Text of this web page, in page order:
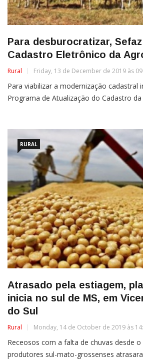
Para desburocratizar,
Cadastro Eletrônico da
Rural Friday, 13 de December de 2019 às
Para viabilizar a modernização cadastral
Programa de Atualização do Cadastro
RURAL
Atrasado pela estiagem,
inicia no sul de MS, em
do Sul
Rural Monday, 14 de October de 2019 às
Receosos com a falta de chuvas desde
produtores sul-mato-grossenses